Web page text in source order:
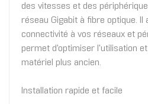
des vitesses et des
réseau Gigabit à fibre optique. Il
connectivité à vos réseaux et
permet d'optimiser l'utilisation
matériel plus ancien.
Installation rapide et facile